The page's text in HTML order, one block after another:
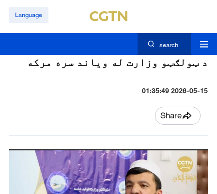
Language
search
د ټولګټو وزارت له ویاند سره مرکه
2026-05-15 01:35:49
Share